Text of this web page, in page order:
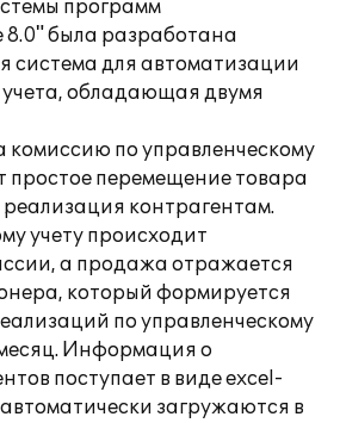
программ
была разработана
для автоматизации
учета, обладающая двумя
комиссию по управленческому
простое перемещение товара
реализация контрагентам.
учету происходит
а продажа отражается
который формируется
по управленческому
Информация о
поступает в виде excel-
загружаются в